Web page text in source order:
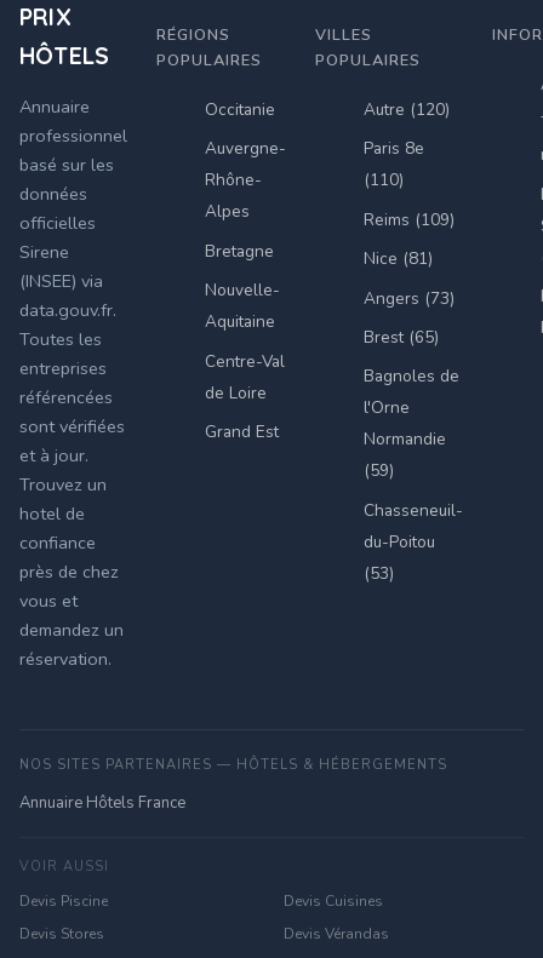
PRIX
HÔTELS
Annuaire
professionnel
basé sur les
données
officielles
Sirene
(INSEE) via
data.gouv.fr.
Toutes les
entreprises
référencées
sont vérifiées
et à jour.
Trouvez un
hotel de
confiance
près de chez
vous et
demandez un
réservation.
RÉGIONS
POPULAIRES
Occitanie
Auvergne-
Rhône-
Alpes
Bretagne
Nouvelle-
Aquitaine
Centre-Val
de Loire
Grand Est
VILLES
POPULAIRES
Autre (120)
Paris 8e
(110)
Reims (109)
Nice (81)
Angers (73)
Brest (65)
Bagnoles de
l'Orne
Normandie
(59)
Chasseneuil-
du-Poitou
(53)
NOS SITES PARTENAIRES — HÔTELS & HÉBERGEMENTS
Annuaire Hôtels France
VOIR AUSSI
Devis Piscine
Devis Cuisines
Devis Stores
Devis Vérandas